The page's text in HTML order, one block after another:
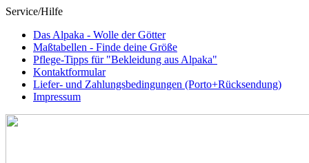
Service/Hilfe
Das Alpaka - Wolle der Götter
Maßtabellen - Finde deine Größe
Pflege-Tipps für "Bekleidung aus Alpaka"
Kontaktformular
Liefer- und Zahlungsbedingungen (Porto+Rücksendung)
Impressum